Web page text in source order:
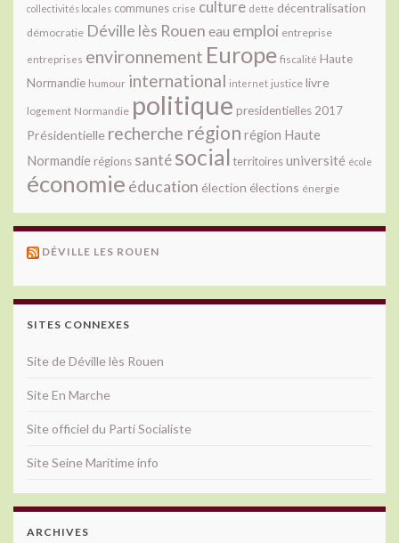
collectivités locales communes crise culture dette décentralisation
démocratie Déville lès Rouen eau emploi entreprise
entreprises environnement Europe fiscalité Haute
Normandie humour international internet justice livre
logement Normandie politique presidentielles 2017
Présidentielle recherche région région Haute
Normandie régions santésocial territoiresuniversité école
économie éducation élection élections énergie
DÉVILLE LES ROUEN
SITES CONNEXES
Site de Déville lès Rouen
Site En Marche
Site officiel du Parti Socialiste
Site Seine Maritime info
ARCHIVES